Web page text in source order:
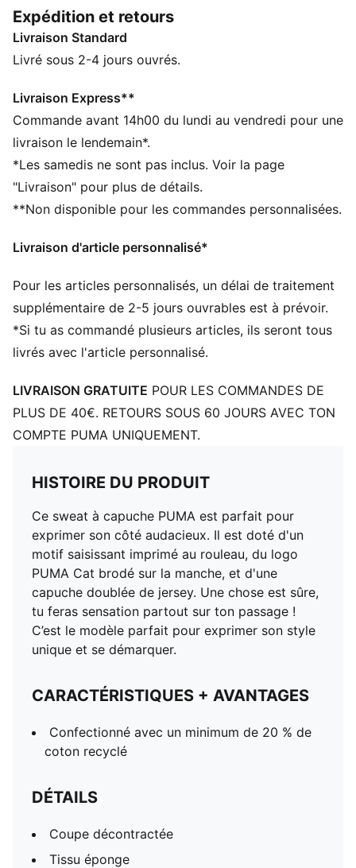
passage ! C’est le modèle parfait pour exprimer son
style unique et se démarquer.
CARACTÉRISTIQUES + AVANTAGES
recyclé
DÉTAILS
Coupe décontractée
Longueur normale
Capuche
Manches longues
PUMA Enfant et Adolescent : recommandé pour les
Expédition et retours
Livraison Standard
Livré sous 2-4 jours ouvrés.
Livraison Express**
Commande avant 14h00 du lundi au vendredi pour une
livraison le lendemain*.
*Les samedis ne sont pas inclus. Voir la page
"Livraison" pour plus de détails.
**Non disponible pour les commandes personnalisées.
Livraison d'article personnalisé*
Pour les articles personnalisés, un délai de traitement
supplémentaire de 2-5 jours ouvrables est à prévoir.
*Si tu as commandé plusieurs articles, ils seront tous
livrés avec l'article personnalisé.
LIVRAISON GRATUITE POUR LES COMMANDES DE
PLUS DE 40€. RETOURS SOUS 60 JOURS AVEC TON
COMPTE PUMA UNIQUEMENT.
HISTOIRE DU PRODUIT
Ce sweat à capuche PUMA est parfait pour
exprimer son côté audacieux. Il est doté d'un
motif saisissant imprimé au rouleau, du logo
PUMA Cat brodé sur la manche, et d'une
capuche doublée de jersey. Une chose est sûre,
tu feras sensation partout sur ton passage !
C’est le modèle parfait pour exprimer son style
unique et se démarquer.
CARACTÉRISTIQUES + AVANTAGES
Confectionné avec un minimum de 20 % de
coton recyclé
DÉTAILS
Coupe décontractée
Tissu éponge